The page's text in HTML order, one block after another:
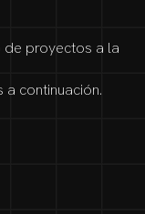
de proyectos a la
continuación.